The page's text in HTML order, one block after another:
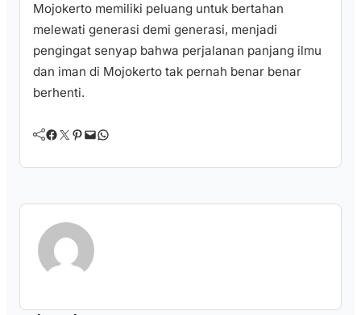
Mojokerto memiliki peluang untuk bertahan
melewati generasi demi generasi, menjadi
pengingat senyap bahwa perjalanan panjang ilmu
dan iman di Mojokerto tak pernah benar benar
berhenti.
Facebook Twitter Pinterest Mail WhatsApp